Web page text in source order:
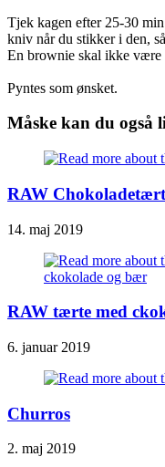
Tjek kagen efter 25-30
kniv når du stikker i den,
En brownie skal ikke være
Pyntes som ønsket.
Måske kan du også
RAW
14. maj 2019
RAW tærte med
6. januar 2019
Churros
2. maj 2019